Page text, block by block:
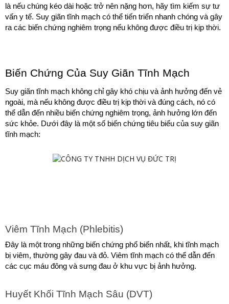
là nếu chúng kéo dài hoặc trở nên nặng hơn, hãy tìm kiếm sự tư
vấn y tế. Suy giãn tĩnh mạch có thể tiến triển nhanh chóng và gây
ra các biến chứng nghiêm trọng nếu không được điều trị kịp thời.
Biến Chứng Của Suy Giãn Tĩnh Mạch
Suy giãn tĩnh mạch không chỉ gây khó chịu và ảnh hưởng đến vẻ
ngoài, mà nếu không được điều trị kịp thời và đúng cách, nó có
thể dẫn đến nhiều biến chứng nghiêm trọng, ảnh hưởng lớn đến
sức khỏe. Dưới đây là một số biến chứng tiêu biểu của suy giãn
tĩnh mạch:
Viêm Tĩnh Mạch (Phlebitis)
Đây là một trong những biến chứng phổ biến nhất, khi tĩnh mạch
bị viêm, thường gây đau và đỏ. Viêm tĩnh mạch có thể dẫn đến
các cục máu đông và sưng đau ở khu vực bị ảnh hưởng.
Huyết Khối Tĩnh Mạch Sâu (DVT)